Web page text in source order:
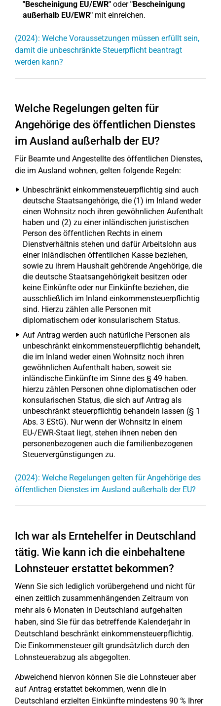
"Bescheinigung EU/EWR" oder"Bescheinigung
außerhalb EU/EWR" mit einreichen.
(2024): Welche Voraussetzungen müssen erfüllt sein,
damit die unbeschränkte Steuerpflicht beantragt
werden kann?
Welche Regelungen gelten für
Angehörige des öffentlichen Dienstes
im Ausland außerhalb der EU?
Für Beamte und Angestellte des öffentlichen Dienstes,
die im Ausland wohnen, gelten folgende Regeln:
Unbeschränkt einkommensteuerpflichtig sind auch
deutsche Staatsangehörige, die (1) im Inland weder
einen Wohnsitz noch ihren gewöhnlichen Aufenthalt
haben und (2) zu einer inländischen juristischen
Person des öffentlichen Rechts in einem
Dienstverhältnis stehen und dafür Arbeitslohn aus
einer inländischen öffentlichen Kasse beziehen,
sowie zu ihrem Haushalt gehörende Angehörige, die
die deutsche Staatsangehörigkeit besitzen oder
keine Einkünfte oder nur Einkünfte beziehen, die
ausschließlich im Inland einkommensteuerpflichtig
sind. Hierzu zählen alle Personen mit
diplomatischem oder konsularischem Status.
Auf Antrag werden auch natürliche Personen als
unbeschränkt einkommensteuerpflichtig behandelt,
die im Inland weder einen Wohnsitz noch ihren
gewöhnlichen Aufenthalt haben, soweit sie
inländische Einkünfte im Sinne des § 49 haben.
hierzu zählen Personen ohne diplomatischen oder
konsularischen Status, die sich auf Antrag als
unbeschränkt steuerpflichtig behandeln lassen (§ 1
Abs. 3 EStG). Nur wenn der Wohnsitz in einem
EU-/EWR-Staat liegt, stehen ihnen neben den
personenbezogenen auch die familienbezogenen
Steuervergünstigungen zu.
(2024): Welche Regelungen gelten für Angehörige des
öffentlichen Dienstes im Ausland außerhalb der EU?
Ich war als Erntehelfer in Deutschland
tätig. Wie kann ich die einbehaltene
Lohnsteuer erstattet bekommen?
Wenn Sie sich lediglich vorübergehend und nicht für
einen zeitlich zusammenhängenden Zeitraum von
mehr als 6 Monaten in Deutschland aufgehalten
haben, sind Sie für das betreffende Kalenderjahr in
Deutschland beschränkt einkommensteuerpflichtig.
Die Einkommensteuer gilt grundsätzlich durch den
Lohnsteuerabzug als abgegolten.
Abweichend hiervon können Sie die Lohnsteuer aber
auf Antrag erstattet bekommen, wenn die in
Deutschland erzielten Einkünfte mindestens 90 % Ihrer